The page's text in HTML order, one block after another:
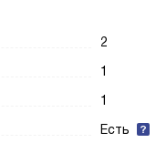
2
1
1
Есть